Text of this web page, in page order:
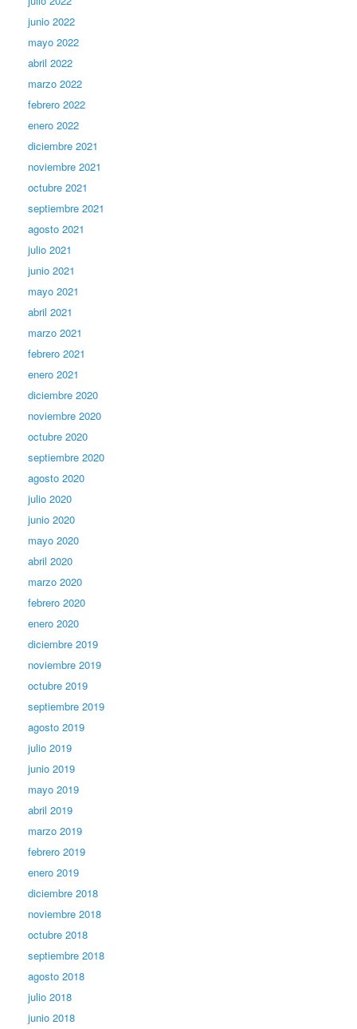
junio 2022
mayo 2022
abril 2022
marzo 2022
febrero 2022
enero 2022
diciembre 2021
noviembre 2021
octubre 2021
septiembre 2021
agosto 2021
julio 2021
junio 2021
mayo 2021
abril 2021
marzo 2021
febrero 2021
enero 2021
diciembre 2020
noviembre 2020
octubre 2020
septiembre 2020
agosto 2020
julio 2020
junio 2020
mayo 2020
abril 2020
marzo 2020
febrero 2020
enero 2020
diciembre 2019
noviembre 2019
octubre 2019
septiembre 2019
agosto 2019
julio 2019
junio 2019
mayo 2019
abril 2019
marzo 2019
febrero 2019
enero 2019
diciembre 2018
noviembre 2018
octubre 2018
septiembre 2018
agosto 2018
julio 2018
junio 2018